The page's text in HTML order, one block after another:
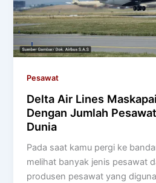
Pesawat
Delta Air Lines
Dengan Jumlah
Dunia
Pada saat kamu pergi ke
melihat banyak jenis pesawat
produsen pesawat yang